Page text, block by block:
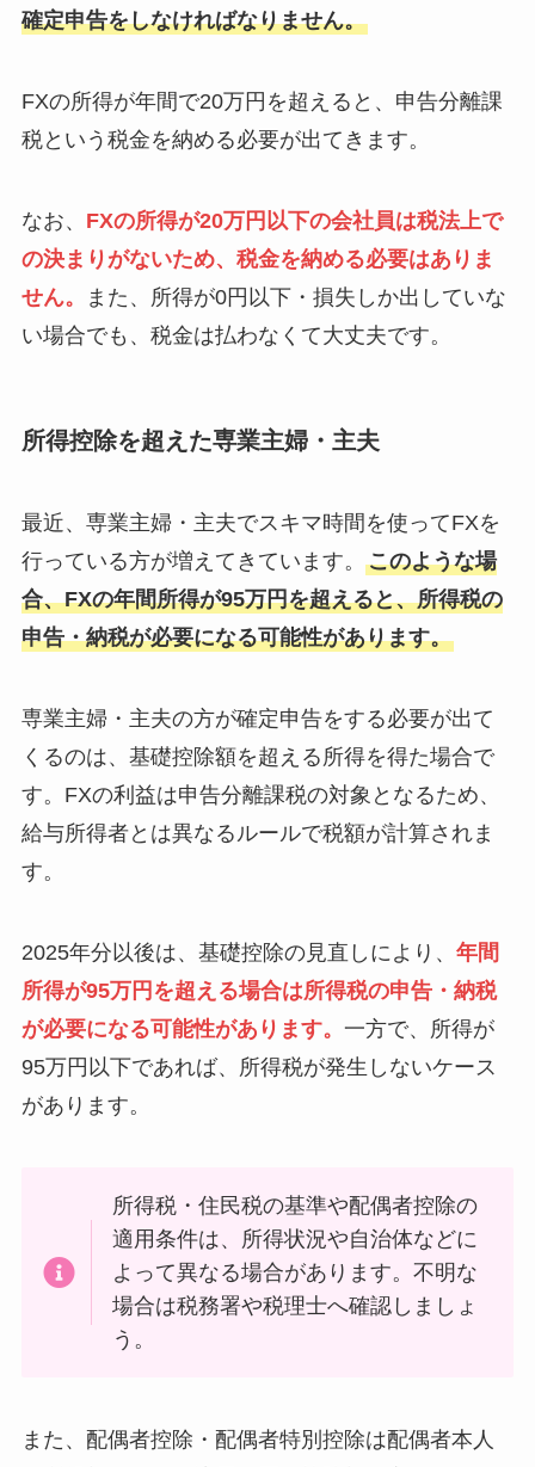
確定申告をしなければなりません。
FXの所得が年間で20万円を超えると、申告分離課
税という税金を納める必要が出てきます。
なお、 FXの所得が20万円以下の会社員は税法上で
の決まりがないため、税金を納める必要はありま
せん。
また、所得が0円以下・損失しか出していな
い場合でも、税金は払わなくて大丈夫です。
所得控除を超えた専業主婦・主夫
最近、専業主婦・主夫でスキマ時間を使ってFXを
行っている方が増えてきています。 このような場
合、FXの年間所得が95万円を超えると、所得税の
申告・納税が必要になる可能性があります。
専業主婦・主夫の方が確定申告をする必要が出て
くるのは、基礎控除額を超える所得を得た場合で
す。FXの利益は申告分離課税の対象となるため、
給与所得者とは異なるルールで税額が計算されま
す。
2025年分以後は、基礎控除の見直しにより、 年間
所得が95万円を超える場合は所得税の申告・納税
が必要になる可能性があります。 一方で、所得が
95万円以下であれば、所得税が発生しないケース
があります。
所得税・住民税の基準や配偶者控除の
適用条件は、所得状況や自治体などに
よって異なる場合があります。不明な
場合は税務署や税理士へ確認しましょ
う。
また、配偶者控除・配偶者特別控除は配偶者本人